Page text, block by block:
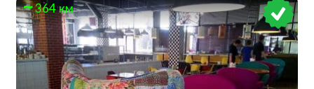
364 км